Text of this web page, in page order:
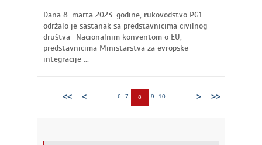
Dana 8. marta 2023. godine, rukovodstvo PG1
održalo je sastanak sa predstavnicima civilnog
društva- Nacionalnim konventom o EU,
predstavnicima Ministarstva za evropske
integracije ...
<< < 6 7 8 9 10 > >>